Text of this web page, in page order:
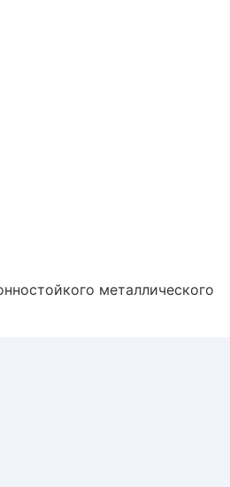
металлического